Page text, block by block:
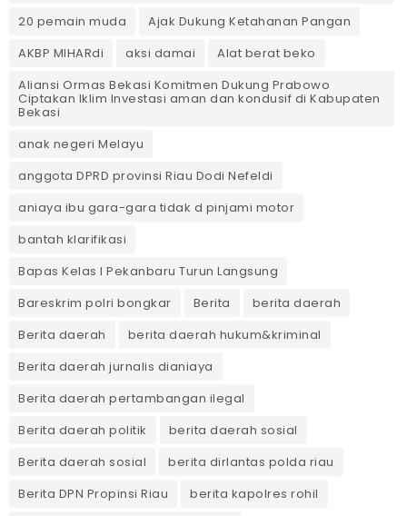
20 pemain muda
Ajak Dukung Ketahanan Pangan
AKBP MIHARdi
aksi damai
Alat berat beko
Aliansi Ormas Bekasi Komitmen Dukung Prabowo
Ciptakan Iklim Investasi aman dan kondusif di Kabupaten
Bekasi
anak negeri Melayu
anggota DPRD provinsi Riau Dodi Nefeldi
aniaya ibu gara-gara tidak d pinjami motor
bantah klarifikasi
Bapas Kelas I Pekanbaru Turun Langsung
Bareskrim polri bongkar
Berita
berita daerah
Berita daerah
berita daerah hukum&kriminal
Berita daerah jurnalis dianiaya
Berita daerah pertambangan ilegal
Berita daerah politik
berita daerah sosial
Berita daerah sosial
berita dirlantas polda riau
Berita DPN Propinsi Riau
berita kapolres rohil